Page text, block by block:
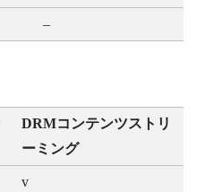
–
DRMコンテンツストリ
ーミング
v